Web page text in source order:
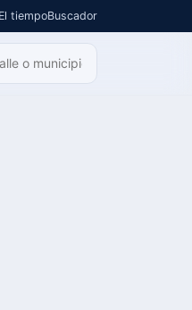
El tiempoBuscador